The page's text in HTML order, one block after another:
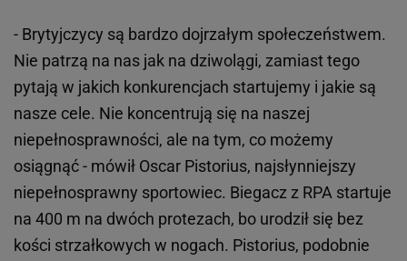
- Brytyjczycy są bardzo dojrzałym społeczeństwem.
Nie patrzą na nas jak na dziwolągi, zamiast tego
pytają w jakich konkurencjach startujemy i jakie są
nasze cele. Nie koncentrują się na naszej
niepełnosprawności, ale na tym, co możemy
osiągnąć - mówił Oscar Pistorius, najsłynniejszy
niepełnosprawny sportowiec. Biegacz z RPA startuje
na 400 m na dwóch protezach, bo urodził się bez
kości strzałkowych w nogach. Pistorius, podobnie